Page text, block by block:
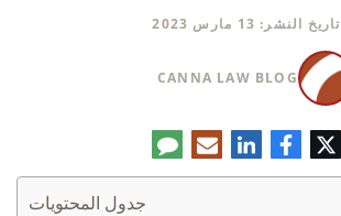
تاريخ النشر: 13 مارس 2023
CANNA LAW BLOG
تويترفيسبوكلينكدإنالبريد
الإلكتروني
تعليق
جدول المحتويات